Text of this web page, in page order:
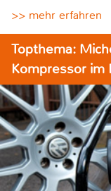
>> mehr erfahren
Topthema:
Kompressor im